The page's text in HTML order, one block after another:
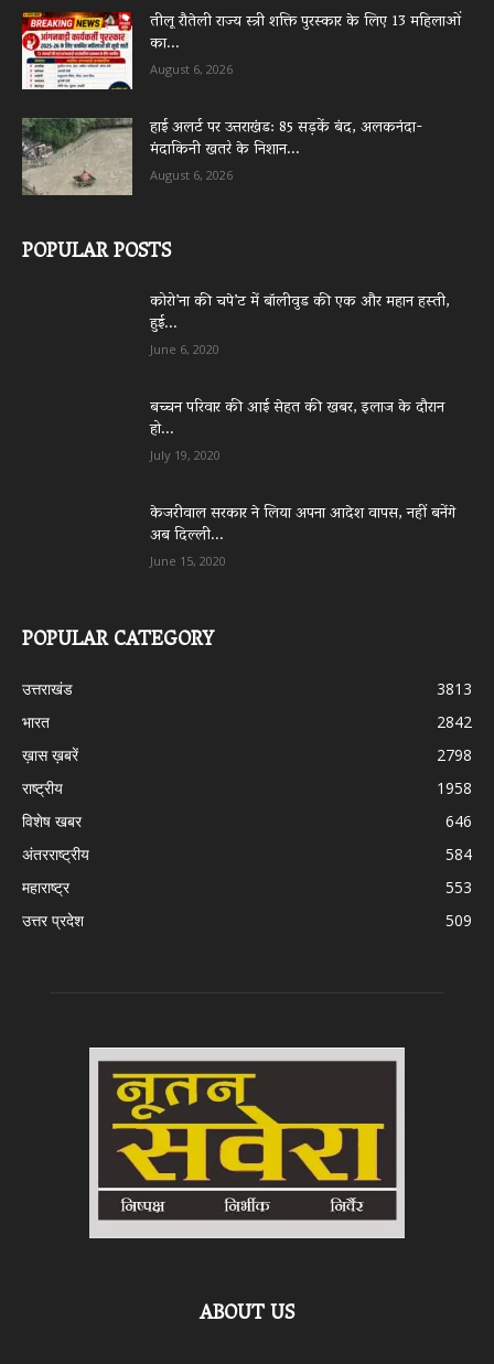
तीलू रौतेली राज्य स्त्री शक्ति पुरस्कार के लिए 13 महिलाओं
का...
August 6, 2026
हाई अलर्ट पर उत्तराखंड: 85 सड़कें बंद, अलकनंदा-
मंदाकिनी खतरे के निशान...
August 6, 2026
POPULAR POSTS
कोरो’ना की चपे’ट में बॉलीवुड की एक और महान हस्ती,
हुई...
June 6, 2020
बच्चन परिवार की आई सेहत की खबर, इलाज के दौरान
हो...
July 19, 2020
केजरीवाल सरकार ने लिया अपना आदेश वापस, नहीं बनेंगे
अब दिल्ली...
June 15, 2020
POPULAR CATEGORY
उत्तराखंड
3813
भारत
2842
ख़ास ख़बरें
2798
राष्ट्रीय
1958
विशेष खबर
646
अंतरराष्ट्रीय
584
महाराष्ट्र
553
उत्तर प्रदेश
509
ABOUT US